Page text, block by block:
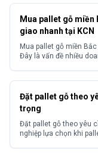
Mua pallet gỗ miền
giao nhanh tại KCN
Mua pallet gỗ miền
Đây là vấn đề nhiều
Đặt pallet gỗ theo
trọng
Đặt pallet gỗ theo yêu
nghiệp lựa chọn khi